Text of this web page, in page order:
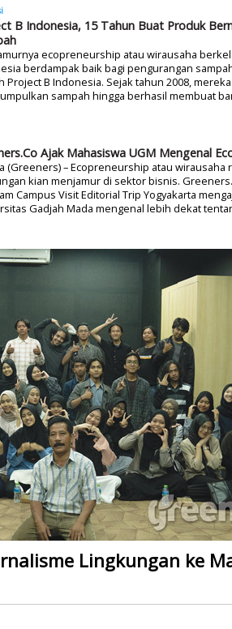
B Indonesia, 15 Tahun Buat Produk
ecopreneurship atau wirausaha
berdampak baik bagi pengurangan
Project B Indonesia. Sejak tahun 2008,
sampah hingga berhasil membuat
Ajak Mahasiswa UGM Mengenal
(Greeners) – Ecopreneurship atau wirausaha
kian menjamur di sektor bisnis.
Campus Visit Editorial Trip Yogyakarta
Gadjah Mada mengenal lebih dekat
Lingkungan ke